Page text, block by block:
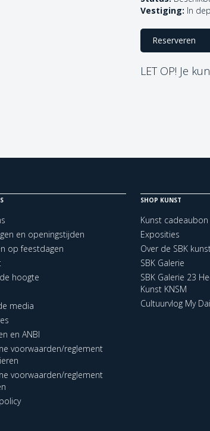
Vestiging: In
Reserveren
LET OP! Je
en openingstijden
op feestdagen
hoogte
media
en ANBI
voorwaarden/reglement
voorwaarden/reglement
SHOP KUNST
Kunst cadeaubon
Exposities
Over de SBK
SBK Galerie
SBK Galerie 23
Kunst KNSM
Cultuurvlog My